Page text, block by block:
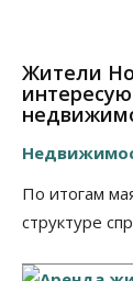
Жители
По итогам
структуре